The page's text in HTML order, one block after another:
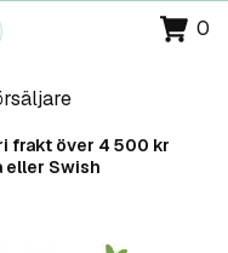
0
frakt över 4 500 kr
eller Swish